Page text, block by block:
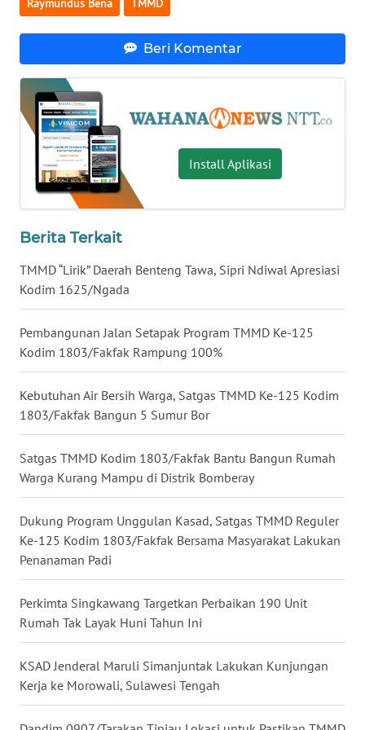
Beri Komentar
Install Aplikasi
Berita Terkait
TMMD “Lirik” Daerah Benteng Tawa, Sipri Ndiwal Apresiasi
Kodim 1625/Ngada
Pembangunan Jalan Setapak Program TMMD Ke-125
Kodim 1803/Fakfak Rampung 100%
Kebutuhan Air Bersih Warga, Satgas TMMD Ke-125 Kodim
1803/Fakfak Bangun 5 Sumur Bor
Satgas TMMD Kodim 1803/Fakfak Bantu Bangun Rumah
Warga Kurang Mampu di Distrik Bomberay
Dukung Program Unggulan Kasad, Satgas TMMD Reguler
Ke-125 Kodim 1803/Fakfak Bersama Masyarakat Lakukan
Penanaman Padi
Perkimta Singkawang Targetkan Perbaikan 190 Unit
Rumah Tak Layak Huni Tahun Ini
KSAD Jenderal Maruli Simanjuntak Lakukan Kunjungan
Kerja ke Morowali, Sulawesi Tengah
WN
MALUKU
WN
MALUT
DAIRI
DANAU
TOBA
WN
NIAS
WN
LANGKAT
WN
TAPANULI
WN
WN
SIMALUNGUN